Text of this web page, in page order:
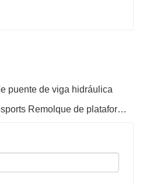
puente de viga hidráulica
próximo : Heavy Duty Transports Remolque de plataforma giratoria para Long Materia